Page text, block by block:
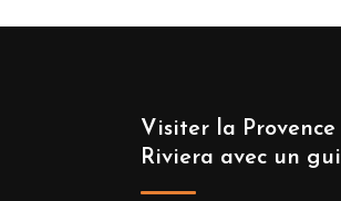
Visiter la
Riviera avec un